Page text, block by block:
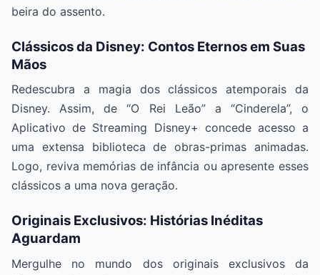
beira do assento.
Clássicos da Disney: Contos Eternos em Suas
Mãos
Redescubra a magia dos clássicos atemporais da
Disney. Assim, de “O Rei Leão” a “Cinderela”, o
Aplicativo de Streaming Disney+ concede acesso a
uma extensa biblioteca de obras-primas animadas.
Logo, reviva memórias de infância ou apresente esses
clássicos a uma nova geração.
Originais Exclusivos: Histórias Inéditas
Aguardam
Mergulhe no mundo dos originais exclusivos da